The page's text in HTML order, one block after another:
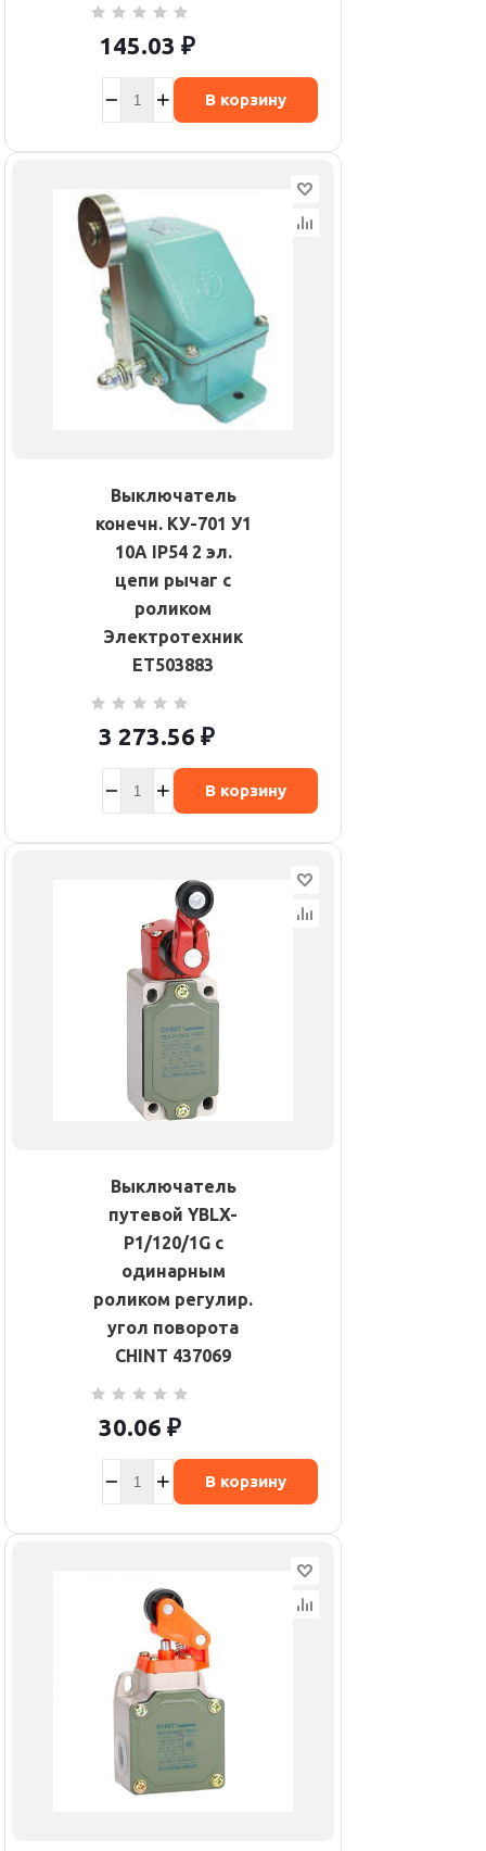
145.03 ₽
В корзину
Выключатель
конечн. КУ-701 У1
10А IP54 2 эл.
цепи рычаг с
роликом
Электротехник
ET503883
3 273.56 ₽
В корзину
Выключатель
путевой YBLX-
P1/120/1G с
одинарным
роликом регулир.
угол поворота
CHINT 437069
30.06 ₽
В корзину